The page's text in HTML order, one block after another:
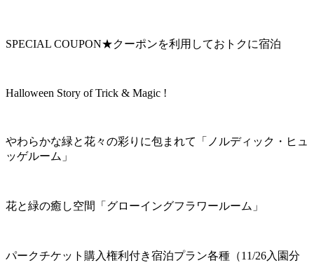
SPECIAL COUPON★クーポンを利用しておトクに宿泊
Halloween Story of Trick & Magic !
やわらかな緑と花々の彩りに包まれて「ノルディック・ヒュ
ッゲルーム」
花と緑の癒し空間「グローイングフラワールーム」
パークチケット購入権利付き宿泊プラン各種（11/26入園分